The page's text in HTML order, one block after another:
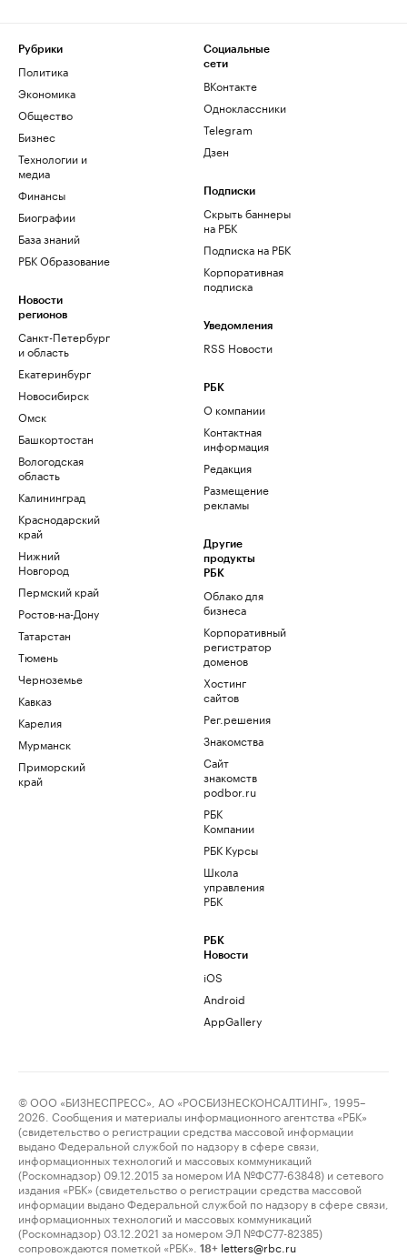
Рубрики
Политика
Экономика
Общество
Бизнес
Технологии и
медиа
Финансы
Биографии
База знаний
РБК Образование
Новости
регионов
Санкт-Петербург
и область
Екатеринбург
Новосибирск
Омск
Башкортостан
Вологодская
область
Калининград
Краснодарский
край
Нижний
Новгород
Пермский край
Ростов-на-Дону
Татарстан
Тюмень
Черноземье
Кавказ
Карелия
Мурманск
Приморский
край
Социальные
сети
ВКонтакте
Одноклассники
Telegram
Дзен
Подписки
Скрыть баннеры
на РБК
Подписка на РБК
Корпоративная
подписка
Уведомления
RSS Новости
РБК
О компании
Контактная
информация
Редакция
Размещение
рекламы
Другие
продукты
РБК
Облако для
бизнеса
Корпоративный
регистратор
доменов
Хостинг
сайтов
Рег.решения
Знакомства
Сайт
знакомств
podbor.ru
РБК
Компании
РБК Курсы
Школа
управления
РБК
РБК
Новости
iOS
Android
AppGallery
© ООО «БИЗНЕСПРЕСС», АО «РОСБИЗНЕСКОНСАЛТИНГ», 1995–
2026. Сообщения и материалы информационного агентства «РБК»
(свидетельство о регистрации средства массовой информации
выдано Федеральной службой по надзору в сфере связи,
информационных технологий и массовых коммуникаций
(Роскомнадзор) 09.12.2015 за номером ИА №ФС77-63848) и сетевого
издания «РБК» (свидетельство о регистрации средства массовой
информации выдано Федеральной службой по надзору в сфере связи,
информационных технологий и массовых коммуникаций
(Роскомнадзор) 03.12.2021 за номером ЭЛ №ФС77-82385)
сопровождаются пометкой «РБК».
18+ letters@rbc.ru